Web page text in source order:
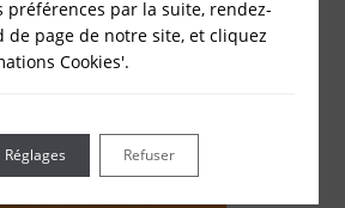
préférences par la suite, rendez-
de page de notre site, et cliquez
Cookies'.
Refuser
Réglages